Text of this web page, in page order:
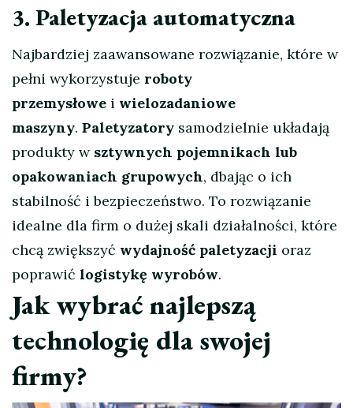
3. Paletyzacja automatyczna
Najbardziej zaawansowane rozwiązanie, które w
pełni wykorzystuje roboty
przemysłowe i wielozadaniowe
maszyny. Paletyzatory samodzielnie układają
produkty w sztywnych pojemnikach lub
opakowaniach grupowych, dbając o ich
stabilność i bezpieczeństwo. To rozwiązanie
idealne dla firm o dużej skali działalności, które
chcą zwiększyć wydajność paletyzacji oraz
poprawić logistykę wyrobów.
Jak wybrać najlepszą
technologię dla swojej
firmy?